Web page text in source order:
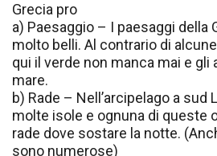
Grecia pro
a) Paesaggio – I paesaggi della
molto belli. Al contrario di
qui il verde non manca mai e gli
mare.
b) Rade – Nell’arcipelago a sud
molte isole e ognuna di queste
rade dove sostare la notte.
sono numerose)